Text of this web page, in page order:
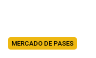
MERCADO DE PASES